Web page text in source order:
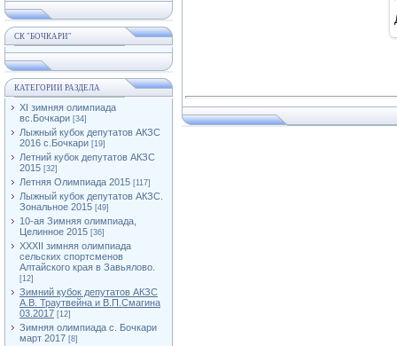
СК "БОЧКАРИ"
КАТЕГОРИИ РАЗДЕЛА
XI зимняя олимпиада
вс.Бочкари [34]
Лыжный кубок депутатов АКЗС
2016 с.Бочкари [19]
Летний кубок депутатов АКЗС
2015 [32]
Летняя Олимпиада 2015 [117]
Лыжный кубок депутатов АКЗС.
Зональное 2015 [49]
10-ая Зимняя олимпиада,
Целинное 2015 [36]
XXXII зимняя олимпиада
сельских спортсменов
Алтайского края в Завьялово.
[12]
Зимний кубок депутатов АКЗС
А.В. Траутвейна и В.П.Смагина
03.2017 [12]
Зимняя олимпиада с. Бочкари
март 2017 [8]